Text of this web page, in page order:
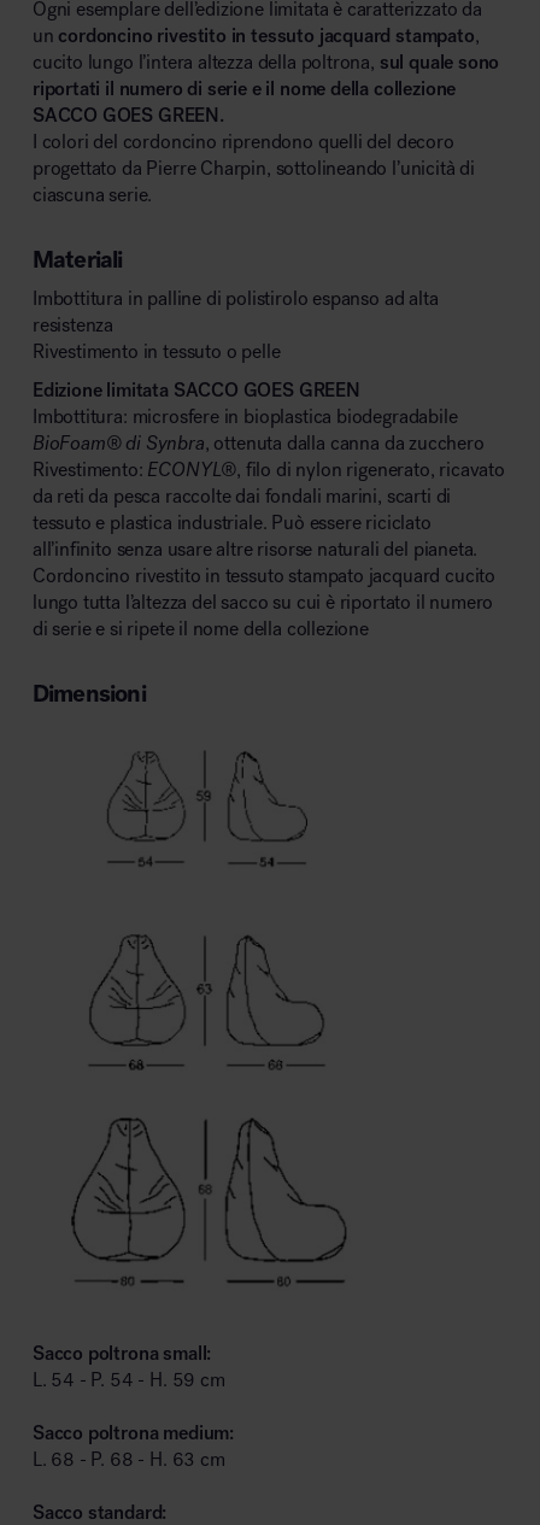
Ogni esemplare dell’edizione limitata è caratterizzato da
un cordoncino rivestito in tessuto jacquard stampato,
cucito lungo l’intera altezza della poltrona, sul quale sono
riportati il numero di serie e il nome della collezione
SACCO GOES GREEN.
I colori del cordoncino riprendono quelli del decoro
progettato da Pierre Charpin, sottolineando l’unicità di
ciascuna serie.
Materiali
Imbottitura in palline di polistirolo espanso ad alta
resistenza
Rivestimento in tessuto o pelle
Edizione limitata SACCO GOES GREEN
Imbottitura: microsfere in bioplastica biodegradabile
BioFoam®di Synbra, ottenuta dalla canna da zucchero
Rivestimento: ECONYL®, filo di nylon rigenerato, ricavato
da reti da pesca raccolte dai fondali marini, scarti di
tessuto e plastica industriale. Può essere riciclato
all’infinito senza usare altre risorse naturali del pianeta.
Cordoncino rivestito in tessuto stampato jacquard cucito
lungo tutta l’altezza del sacco su cui è riportato il numero
di serie e si ripete il nome della collezione
Dimensioni
Sacco poltrona small:
L. 54 - P. 54 - H. 59 cm
Sacco poltrona medium:
L. 68 - P. 68 - H. 63 cm
Sacco standard: